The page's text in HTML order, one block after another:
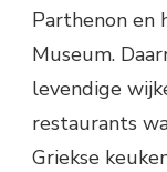
Parthenon en
Museum.
levendige
restaurants
Griekse